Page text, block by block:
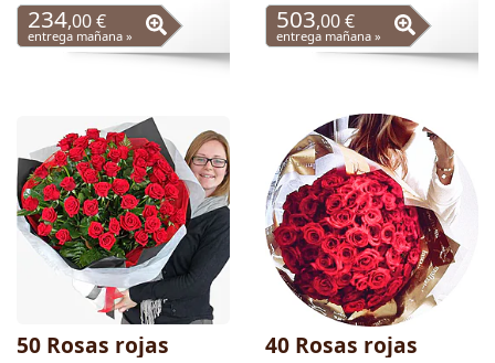
234,00 €
entrega mañana »
503,00 €
entrega mañana »
50 Rosas rojas 40 Rosas rojas